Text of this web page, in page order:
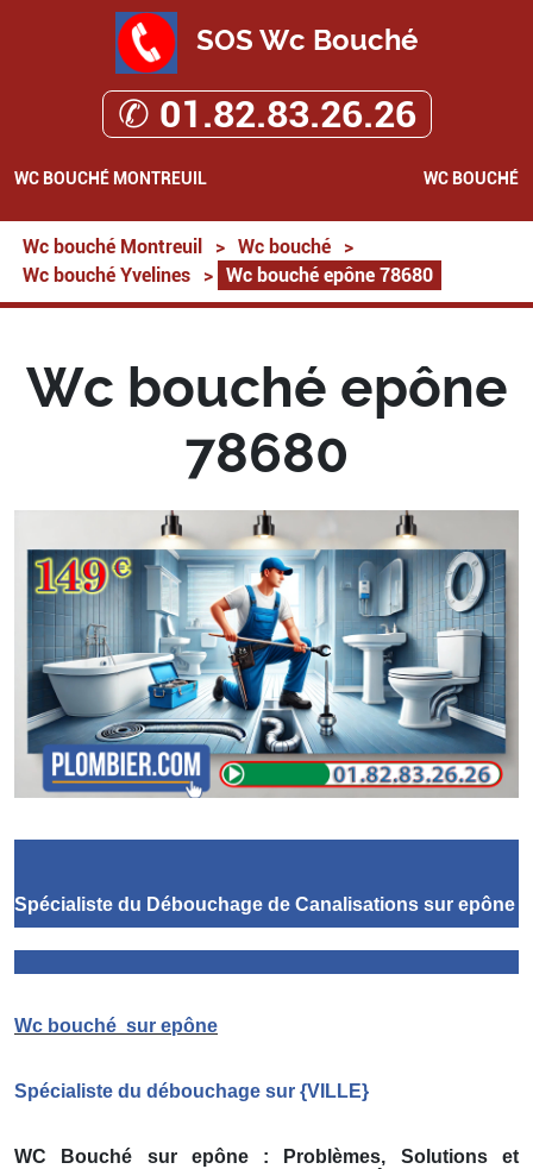
SOS Wc Bouché
✆ 01.82.83.26.26
WC BOUCHÉ MONTREUIL WC BOUCHÉ
Wc bouché Montreuil > Wc bouché
>
Wc bouché Yvelines
> Wc bouché epône 78680
Wc bouché epône
78680
Spécialiste du Débouchage de Canalisations sur epône
Wc bouché sur epône
Spécialiste du débouchage sur {VILLE}
WC Bouché sur epône
: Problèmes, Solutions et